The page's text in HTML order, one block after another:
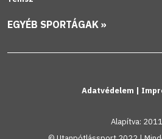
EGYÉB SPORTÁGAK »
Adatvédelem |
Alapítva: 2011